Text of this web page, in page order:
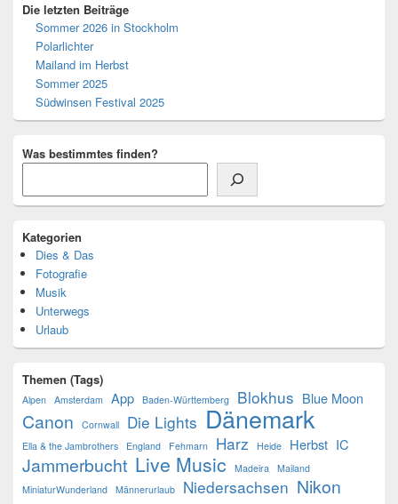
Seitenleisten-
Widgetbereich
Die letzten Beiträge
Sommer 2026 in Stockholm
Polarlichter
Mailand im Herbst
Sommer 2025
Südwinsen Festival 2025
Was bestimmtes finden?
Kategorien
Dies & Das
Fotografie
Musik
Unterwegs
Urlaub
Themen (Tags)
Alpen Amsterdam App Baden-Württemberg Blokhus Blue Moon
Canon Cornwall Die Lights Dänemark
Ella & the Jambrothers England Fehmarn Harz Heide Herbst IC
Jammerbucht Live Music Madeira Mailand
MiniaturWunderland Männerurlaub Niedersachsen Nikon